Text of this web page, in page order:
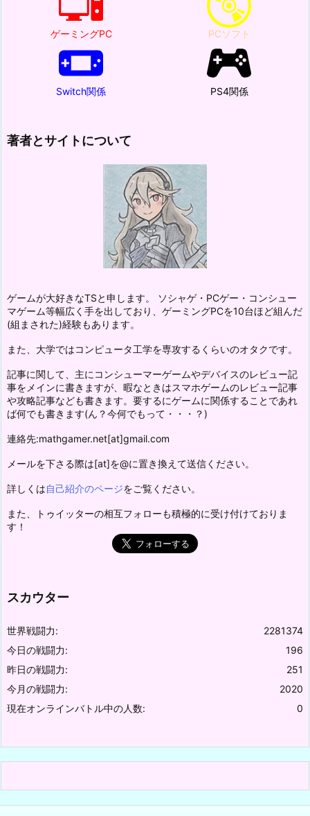
ゲーミングPC PCソフト
Switch関係 PS4関係
著者とサイトについて
ゲームが大好きなTSと申します。 ソシャゲ・PCゲー・コンシュー
マゲーム等幅広く手を出しており、ゲーミングPCを10台ほど組んだ
(組まされた)経験もあります。
また、大学ではコンピュータ工学を専攻するくらいのオタクです。
記事に関して、主にコンシューマーゲームやデバイスのレビュー記
事をメインに書きますが、暇なときはスマホゲームのレビュー記事
や攻略記事なども書きます。要するにゲームに関係することであれ
ば何でも書きます(ん？今何でもって・・・？)
連絡先:mathgamer.net[at]gmail.com
メールを下さる際は[at]を@に置き換えて送信ください。
詳しくは自己紹介のページをご覧ください。
また、トゥイッターの相互フォローも積極的に受け付けておりま
す！
スカウター
2281374
世界戦闘力:
196
今日の戦闘力:
251
昨日の戦闘力:
2020
今月の戦闘力:
0
現在オンラインバトル中の人数: